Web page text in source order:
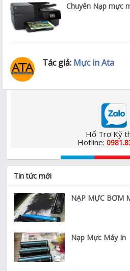
Chuyên Nạp mực
Tác giả: Mực in Ata
Hổ Trợ Kỹ
Hotline:
Tin tức mới
NẠP MỰC BƠM
Nạp Mực Máy In